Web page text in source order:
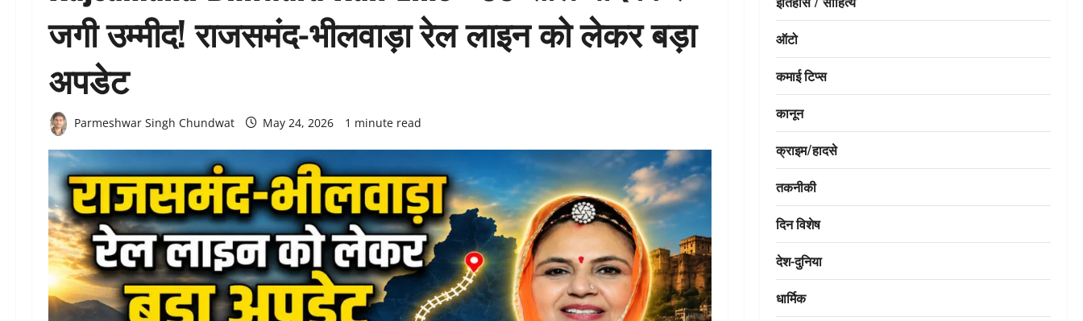
जगी उम्मीद! राजसमंद-भीलवाड़ा रेल लाइन को लेकर बड़ा
अपडेट
Parmeshwar Singh Chundwat May 24, 2026 1 minute read
ऑटो
कमाई टिप्स
कानून
क्राइम/हादसे
तकनीकी
दिन विशेष
देश-दुनिया
धार्मिक